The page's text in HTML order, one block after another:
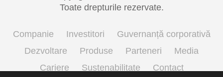
Toate drepturile rezervate.
Companie Investitori
Guvernanță corporativă
Dezvoltare
Produse Parteneri
Media
Cariere
Sustenabilitate Contact